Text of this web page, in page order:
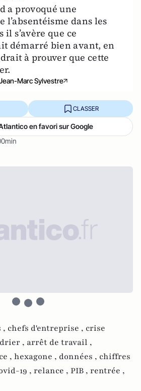
a provoqué une
l’absentéisme dans les
s’avère que ce
démarré bien avant, en
à prouver que cette
Marc Sylvestre
CLASSER
en favori sur Google
, chefs d'entreprise , crise
, arrêt de travail ,
, hexagone , données , chiffres
19 , relance , PIB , rentrée ,